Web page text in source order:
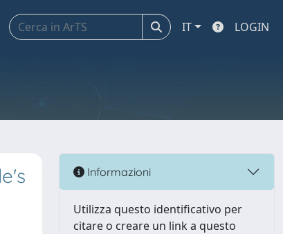
IT LOGIN
Informazioni
Utilizza questo identificativo per
citare o creare un link a questo